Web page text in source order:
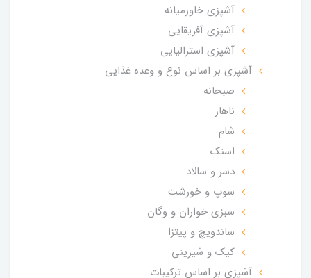
آشپزی خاورمیانه
آشپزی آفریقایی
آشپزی استرالیایی
آشپزی بر اساس نوع و وعده غذایی
صبحانه
ناهار
شام
اسنک
دسر و سالاد
سوپ و خورشت
سبزی خواران و وگان
ساندویچ و پیتزا
کیک و شیرینی
آشپزی بر اساس ترکیبات